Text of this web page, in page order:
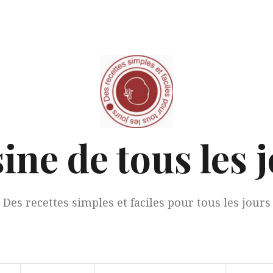
de tous les
Des recettes simples et faciles pour tous les jours